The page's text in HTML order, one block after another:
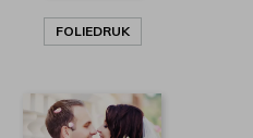
FOLIEDRUK